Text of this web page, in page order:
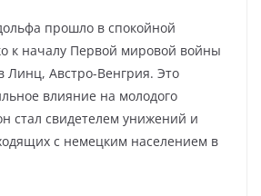
прошло в спокойной
к началу Первой мировой войны
Линц, Австро-Венгрия. Это
влияние на молодого
стал свидетелем унижений и
с немецким населением в